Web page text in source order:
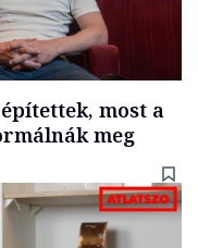
most a
meg